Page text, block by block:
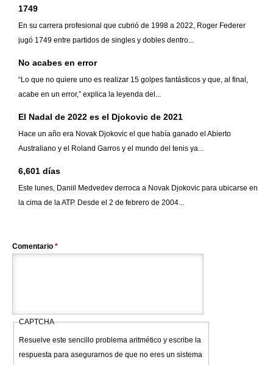
1749
En su carrera profesional que cubrió de 1998 a 2022, Roger Federer
jugó 1749 entre partidos de singles y dobles dentro...
No acabes en error
“Lo que no quiere uno es realizar 15 golpes fantásticos y que, al final,
acabe en un error,” explica la leyenda del...
El Nadal de 2022 es el Djokovic de 2021
Hace un año era Novak Djokovic el que había ganado el Abierto
Australiano y el Roland Garros y el mundo del tenis ya...
6,601 días
Este lunes, Daniil Medvedev derroca a Novak Djokovic para ubicarse en
la cima de la ATP. Desde el 2 de febrero de 2004...
Comentario *
CAPTCHA
Resuelve este sencillo problema aritmético y escribe la
respuesta para asegurarnos de que no eres un sistema